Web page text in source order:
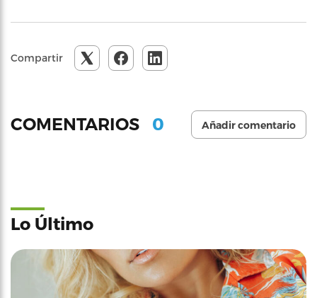
Compartir
COMENTARIOS 0 Añadir comentario
Lo Último